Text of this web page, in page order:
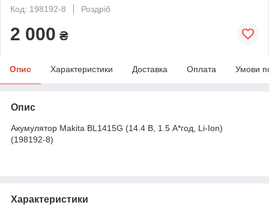
Код: 198192-8
Роздріб
2 000 ₴
Опис Характеристики Доставка Оплата Умови
Опис
Акумулятор Makita BL1415G (14.4 В, 1.5 А*год, Li-Ion)
(198192-8)
Характеристики